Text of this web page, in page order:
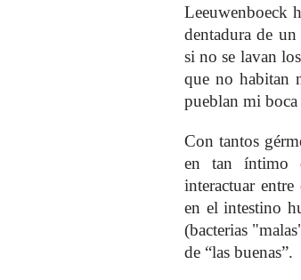
Leeuwenboeck
dentadura de
si no se lavan
que no habitan
pueblan mi
Con tantos
en tan íntimo
interactuar
en el intestino
(bacterias
de “las buenas”.